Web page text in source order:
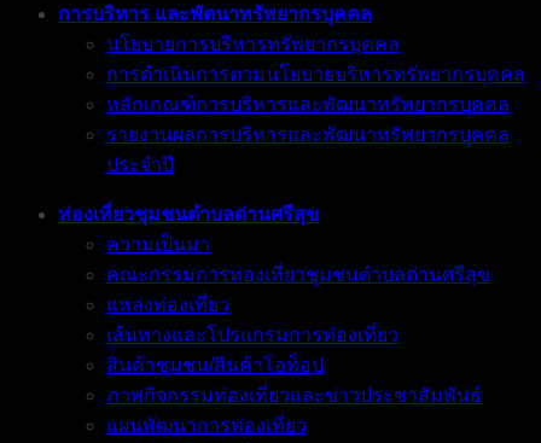
การบริหาร และพัตนาทรัพยากรบุคคล
นโยบายการบริหารทรัพยากรบุคคล
การดำเนินการตามนโยบายบริหารทรัพยากรบุคคล
หลักเกณฑ์การบริหารและพัฒนาทรัพยากรบุคคล
รายงานผลการบริหารและพัฒนาทรัพยากรบุคคล
ประจำปี
ท่องเที่ยวชุมชนตำบลด่านศรีสุข
ความเป็นมา
คณะกรรมการท่องเที่ยวชุมชนตำบลด่านศรีสุข
แหล่งท่องเที่ยว
เส้นทางและโปรแกรมการท่องเที่ยว
สินค้าชุมชน/สินค้าโอท็อป
ภาพกิจกรรมท่องเที่ยวและข่าวประชาสัมพันธ์
แผนพัฒนาการท่องเที่ยว